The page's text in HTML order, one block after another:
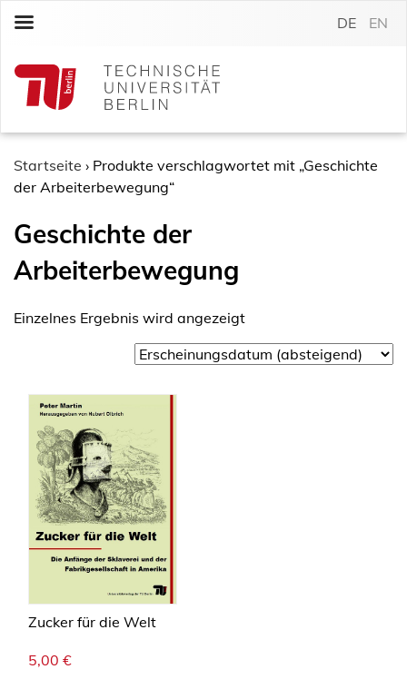
c
DE EN
Startseite › Produkte verschlagwortet mit „Geschichte
der Arbeiterbewegung“
Geschichte der
Arbeiterbewegung
Einzelnes Ergebnis wird angezeigt
Zucker für die Welt
5,00 €